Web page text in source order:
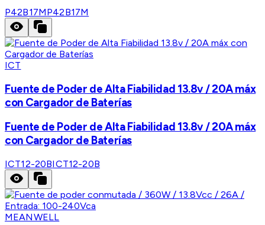
P42B17MP42B17M
ICT
Fuente de Poder de Alta Fiabilidad 13.8v / 20A máx
con Cargador de Baterías
Fuente de Poder de Alta Fiabilidad 13.8v / 20A máx
con Cargador de Baterías
ICT12-20BICT12-20B
MEANWELL